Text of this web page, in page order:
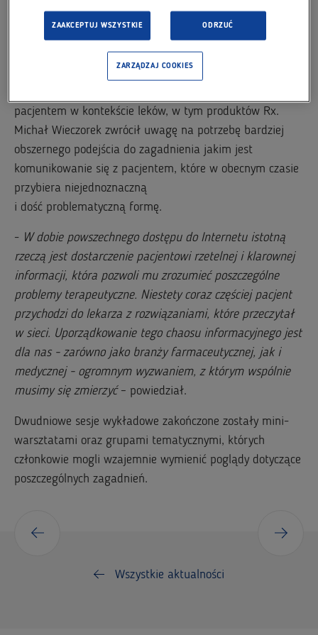
tematy związane m.in. z trendami i zmianami
oraz eHealth revolution. Rozmowa skupiła się głównie na
przyszłości tych dziedzin w obszarze nowych mediów.
pacjentem w kontekście leków, w tym produktów Rx.
Michał Wieczorek zwrócił uwagę na potrzebę bardziej
obszernego podejścia do zagadnienia jakim jest
komunikowanie się z pacjentem, które w obecnym czasie
przybiera niejednoznaczną
i dość problematyczną formę.
- W dobie powszechnego dostępu do Internetu istotną
rzeczą jest dostarczenie pacjentowi rzetelnej i klarownej
informacji, która pozwoli mu zrozumieć poszczególne
problemy terapeutyczne. Niestety coraz częściej pacjent
przychodzi do lekarza z rozwiązaniami, które przeczytał
w sieci. Uporządkowanie tego chaosu informacyjnego jest
dla nas - zarówno jako branży farmaceutycznej, jak i
medycznej - ogromnym wyzwaniem, z którym wspólnie
musimy się zmierzyć – powiedział.
Dwudniowe sesje wykładowe zakończone zostały mini-
warsztatami oraz grupami tematycznymi, których
członkowie mogli wzajemnie wymienić poglądy dotyczące
poszczególnych zagadnień.
Wszystkie aktualności
ZAAKCEPTUJ WSZYSTKIE ODRZUĆ
ZARZĄDZAJ COOKIES